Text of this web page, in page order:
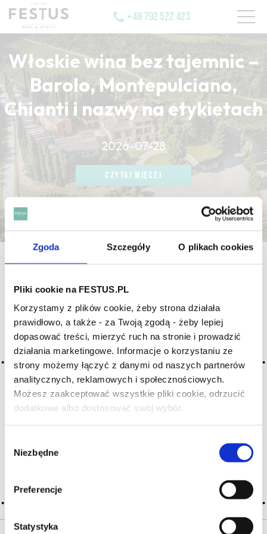
Zgoda Szczegóły O plikach cookies
Pliki cookie na FESTUS.PL
Korzystamy z plików cookie, żeby strona działała
prawidłowo, a także - za Twoją zgodą - żeby lepiej
dopasować treści, mierzyć ruch na stronie i prowadzić
działania marketingowe. Informacje o korzystaniu ze
strony możemy łączyć z danymi od naszych partnerów
analitycznych, reklamowych i społecznościowych.
Możesz zaakceptować wszystkie pliki cookie, odrzucić
dodatkowe albo dostosować swój wybór.
zgody
Niezbędne
Preferencje
Statystyka
Czy masz ukończone 18 lat?
+48 792 522 423
Włoskie wina bez tajemnic –
Barolo, Montepulciano,
Chianti i nazwy na etykietach
2026-07-28
CZYTAJ WIĘCEJ
CZYTAJ WIĘCEJ
CZYTAJ WIĘCEJ
strona główna / incisive
Archiwum wpisów tagu: incisive
ostre, ostrość
2016-05-10
cecha win powodująca uczucie obkurczenia się naczyń
krwionośnych w jamie ustnej; jak większość wyrażeń
degustacyjnych nie jest ono jednoznaczne;
w najłagodniejszej formie może oznaczać wino